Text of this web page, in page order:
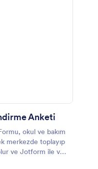
Anketi
okul ve bakım
merkezde toplayıp
ve Jotform ile veri